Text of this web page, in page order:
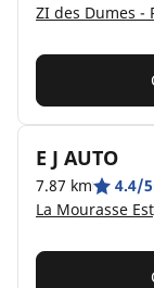
ZI des Dumes -
E J AUTO
7.87 km 4.4/5
La Mourasse